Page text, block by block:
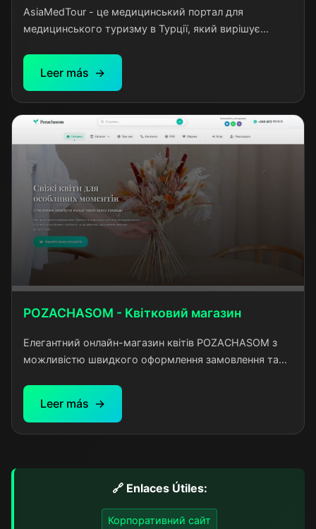
AsiaMedTour - це медицинський портал для
медицинського туризму в Турції, який вирішує
інших країн. Проект створений для спрощення
процесу пошуку та отримання якісних медичних
використання послуг перекладачів.
Leer más
POZACHASOM - Квітковий магазин
Елегантний онлайн-магазин квітів POZACHASOM з
можливістю швидкого оформлення замовлення та
букетів та композицій, зручну систему вибору та
оплати, а також адміністративну панель для
Leer más
🔗 Enlaces Útiles:
Корпоративний сайт